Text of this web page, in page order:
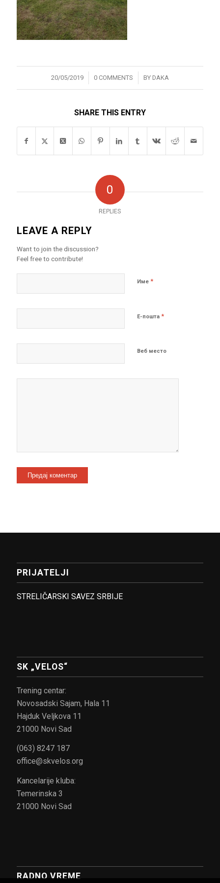
20/05/2019
/ 0 COMMENTS
/ BY DAKA
SHARE THIS ENTRY
0
REPLIES
LEAVE A REPLY
Want to join the discussion?
Feel free to contribute!
Име *
Е-пошта *
Веб место
PRIJATELJI
STRELIČARSKI SAVEZ SRBIJE
SK „VELOS“
Trening centar:
Novosadski Sajam, Hala 11
Hajduk Veljkova 11
21000 Novi Sad
(063) 8247 187
office@skvelos.org
Kancelarije kluba:
Temerinska 3
21000 Novi Sad
RADNO VREME